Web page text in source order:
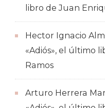
libro de Juan
Hector Ignacio
«Adiós», el último
Ramos
Arturo Herrera